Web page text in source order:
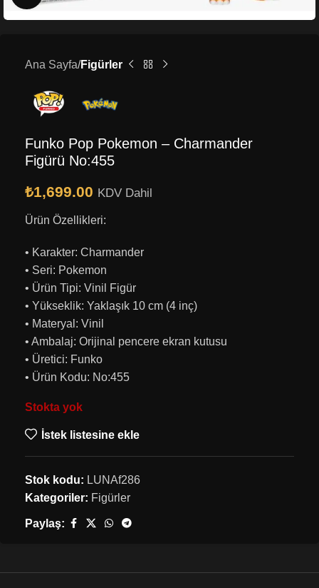
Ana Sayfa Figürler
Funko Pop Pokemon – Charmander
Figürü No:455
₺1,699.00 KDV Dahil
Ürün Özellikleri:
• Karakter: Charmander
• Seri: Pokemon
• Ürün Tipi: Vinil Figür
• Yükseklik: Yaklaşık 10 cm (4 inç)
• Materyal: Vinil
• Ambalaj: Orijinal pencere ekran kutusu
• Üretici: Funko
• Ürün Kodu: No:455
Stokta yok
İstek listesine ekle
Stok kodu: LUNAf286
Kategoriler: Figürler
Paylaş: